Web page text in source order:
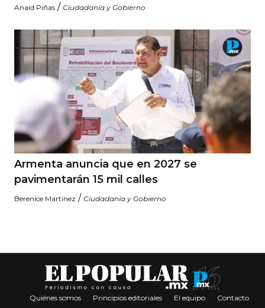
Anaid Piñas / Ciudadanía y Gobierno
Armenta anuncia que en 2027 se
pavimentarán 15 mil calles
Berenice Martinez / Ciudadanía y Gobierno
Quiénes somos Principios editoriales El equipo Contacto